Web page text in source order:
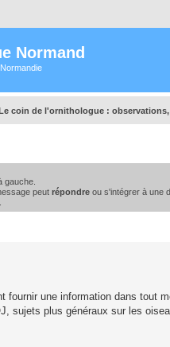
Normand
coin de l'ornithologue :
gauche.
peut répondre ou s'intégrer à une
une information dans tout
sujets plus généraux sur les